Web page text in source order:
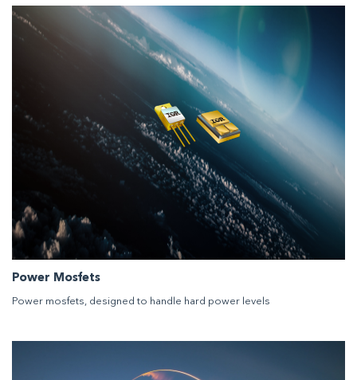
Power Mosfets
Power mosfets, designed to handle hard power levels